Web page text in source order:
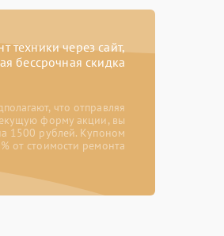
техники через сайт,
бессрочная скидка
что отправляя
форму акции, вы
1500 рублей. Купоном
от стоимости ремонта